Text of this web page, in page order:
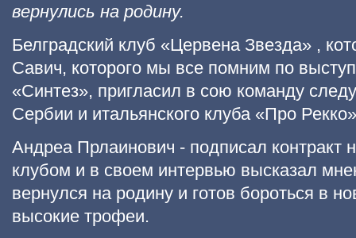
вернулись на родину.
Белградский клуб «Цервена Звезда» ,
Савич, которого мы все помним по
«Синтез», пригласил в сою команду
Сербии и итальянского клуба «Про
Андреа Прлаинович - подписал контракт
клубом и в своем интервью высказал
вернулся на родину и готов бороться в
высокие трофеи.